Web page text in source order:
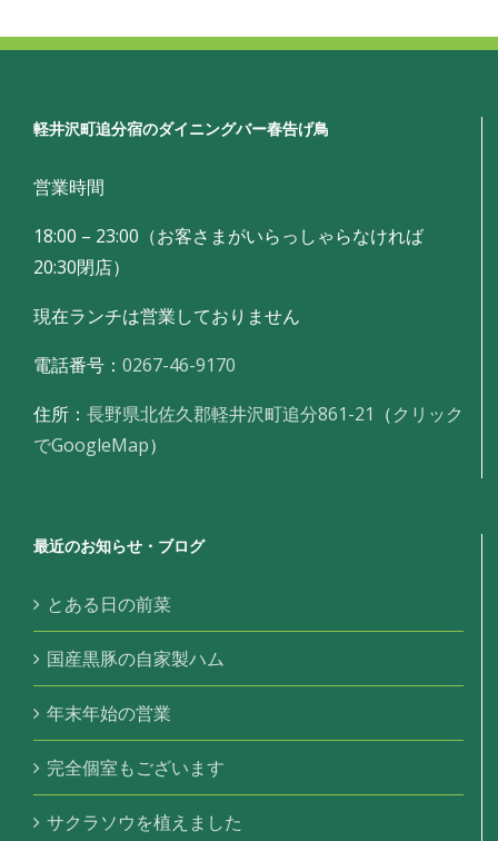
軽井沢町追分宿のダイニングバー春告げ鳥
営業時間
18:00 – 23:00（お客さまがいらっしゃらなければ
20:30閉店）
現在ランチは営業しておりません
電話番号： 0267-46-9170
住所： 長野県北佐久郡軽井沢町追分861-21 （クリック
でGoogleMap）
最近のお知らせ・ブログ
とある日の前菜
国産黒豚の自家製ハム
年末年始の営業
完全個室もございます
サクラソウを植えました